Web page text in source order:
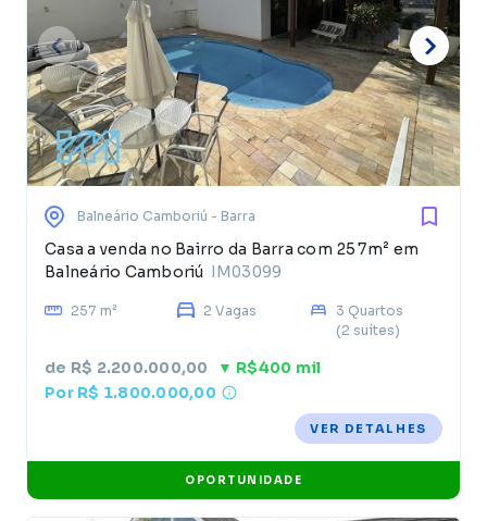
Balneário Camboriú - Barra
Casa a venda no Bairro da Barra com 257m² em
Balneário Camboriú IM03099
257 m² 2 Vagas
3 Quartos
(2 suítes)
de R$ 2.200.000,00
▼ R$400 mil
Por R$ 1.800.000,00
VER DETALHES
OPORTUNIDADE